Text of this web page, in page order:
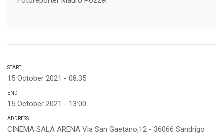
START
15 October 2021 - 08:35
END
15 October 2021 - 13:00
ADDRESS
CINEMA SALA ARENA Via San Gaetano,12 - 36066 Sandrigo